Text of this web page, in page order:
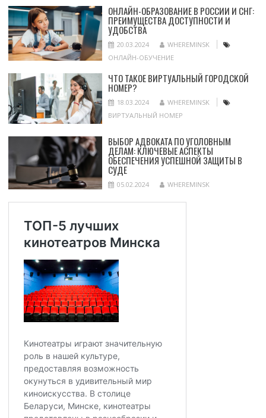
ОНЛАЙН-ОБРАЗОВАНИЕ В РОССИИ И СНГ:
ПРЕИМУЩЕСТВА ДОСТУПНОСТИ И
УДОБСТВА
20.03.2024
WHEREMINSK
ОНЛАЙН-ОБУЧЕНИЕ
ЧТО ТАКОЕ ВИРТУАЛЬНЫЙ ГОРОДСКОЙ
НОМЕР?
18.03.2024
WHEREMINSK
ВИРТУАЛЬНЫЙ НОМЕР
ВЫБОР АДВОКАТА ПО УГОЛОВНЫМ
ДЕЛАМ: КЛЮЧЕВЫЕ АСПЕКТЫ
ОБЕСПЕЧЕНИЯ УСПЕШНОЙ ЗАЩИТЫ В
СУДЕ
05.02.2024 WHEREMINSK